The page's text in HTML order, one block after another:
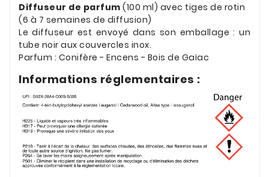
Diffuseur de parfum (100 ml) avec tiges de rotin
(6 à 7 semaines de diffusion)
Le diffuseur est envoyé dans son emballage : un
tube noir aux couvercles inox.
Parfum : Conifère - Encens - Bois de Gaïac
Informations réglementaires :